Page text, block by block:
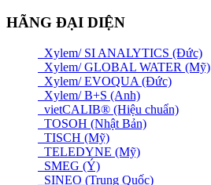
HÃNG ĐẠI DIỆN
Xylem/ SI ANALYTICS (Đức)
Xylem/ GLOBAL WATER (Mỹ)
Xylem/ EVOQUA (Đức)
Xylem/ B+S (Anh)
vietCALIB® (Hiệu chuẩn)
TOSOH (Nhật Bản)
TISCH (Mỹ)
TELEDYNE (Mỹ)
SMEG (Ý)
SINEO (Trung Quốc)